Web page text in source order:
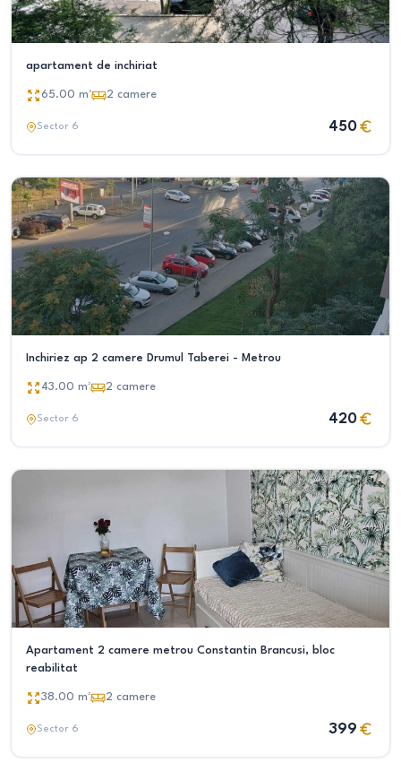
apartament de inchiriat
65.00 m² 2 camere
Sector 6 450
Inchiriez ap 2 camere Drumul Taberei - Metrou
43.00 m² 2 camere
Sector 6 420
Apartament 2 camere metrou Constantin Brancusi, bloc
reabilitat
38.00 m² 2 camere
Sector 6 399